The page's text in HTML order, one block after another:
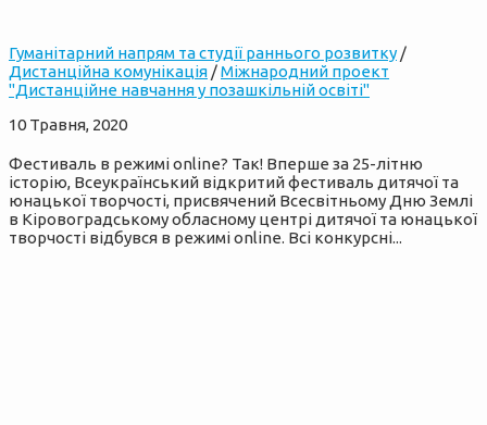
Гуманітарний напрям та студії раннього розвитку /
Дистанційна комунікація /Міжнародний проект
"Дистанційне навчання у позашкільній освіті"
10 Травня, 2020
Фестиваль в режимі onlinе? Так! Вперше за 25-літню
історію, Всеукраїнський відкритий фестиваль дитячої та
юнацької творчості, присвячений Всесвітньому Дню Землі
в Кіровоградському обласному центрі дитячої та юнацької
творчості відбувся в режимі online. Всі конкурсні...